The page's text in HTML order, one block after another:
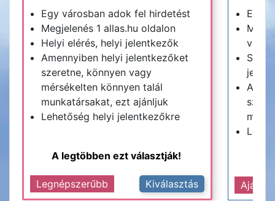
Egy városban adok fel hirdetést
Megjelenés 1 allas.hu oldalon
Helyi elérés, helyi jelentkezők
Amennyiben helyi jelentkezőket
szeretne, könnyen vagy
mérsékelten könnyen talál
munkatársakat, ezt ajánljuk
Lehetőség helyi jelentkezőkre
A legtöbben ezt választják!
Legnépszerűbb Kiválasztás
Egy
vagy